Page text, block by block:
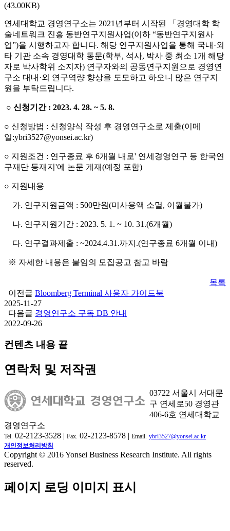
(43.00KB)
연세대학교 경영연구소는 2021년부터 시작된 「경영대학 학
술네트워크 진흥 동반연구지원사업(이하 “동반연구지원사
업”)을 시행하고자 합니다. 해당 연구지원사업을 통해 국내·외
타 기관 소속 경영대학 동문(학부, 석사, 박사 중 최소 1개 해당
자로 박사학위 소지자) 연구자와의 공동연구지원으로 경영연
구소 대내·외 연구역량 향상을 도모하고 하오니 많은 연구지
원을 부탁드립니다.
○ 신청기간 : 2023. 4. 28. ~ 5. 8.
○ 신청방법 : 신청양식 작성 후 경영연구소로 제출(이메
일:ybri3527@yonsei.ac.kr)
○ 지원조건 : 연구종료 후 6개월 내로' 연세경영연구 등 한국연
구재단 등재지'에 논문 게재(예정 포함)
○ 지원내용
가. 연구지원금액 : 500만원(미사용액 소멸, 이월불가)
나. 연구지원기간 : 2023. 5. 1. ~ 10. 31.(6개월)
다. 연구결과제출 : ~2024.4.31.까지.(연구종료 6개월 이내)
※ 자세한 내용은 붙임의 모집공고 참고 바람
목록
이전글 Bloomberg Terminal 사용자 가이드북
2025-11-27
다음글 경영연구소 구독 DB 안내
2022-09-26
컨텐츠 내용 끝
연락처 및 저작권
03722 서울시 서대문
구 연세로50 경영관
406-6호 연세대학교
경영연구소
Tel. 02-2123-3528 | Fax. 02-2123-8578 | Email. ybri3527@yonsei.ac.kr
개인정보처리방침
Copyright © 2016 Yonsei Business Research Institute. All rights
reserved.
페이지 로딩 이미지 표시